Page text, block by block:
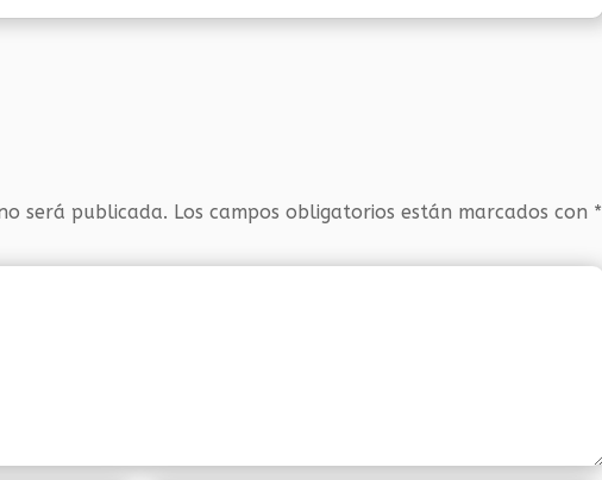
será publicada. Los campos obligatorios están marcados con *